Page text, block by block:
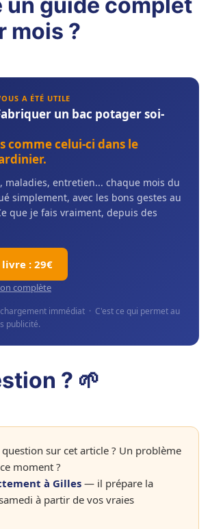
un guide complet
mois ?
A ÉTÉ UTILE
un bac potager soi-
comme celui-ci dans le
maladies, entretien... chaque mois du
simplement, avec les bons gestes au
que je fais vraiment, depuis des
: 29€
complète
immédiat · C'est ce qui permet au
publicité.
? 🌱
question sur cet article ? Un problème
moment ?
à Gilles — il prépare la
à partir de vos vraies